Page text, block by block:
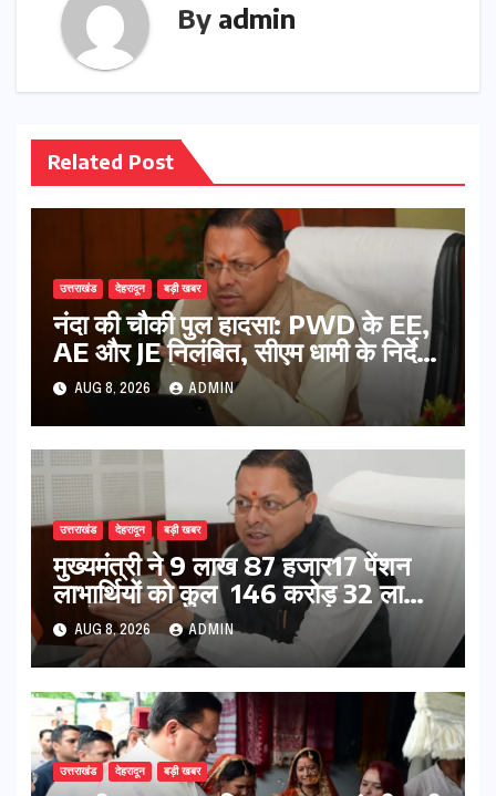
By admin
Related Post
उत्तराखंड देहरादून बड़ी खबर
नंदा की चौकी पुल हादसा: PWD के EE,
AE और JE निलंबित, सीएम धामी के निर्देश
पर सख्त कार्रवाई
AUG 8, 2026 ADMIN
उत्तराखंड देहरादून बड़ी खबर
मुख्यमंत्री ने 9 लाख 87 हजार17 पेंशन
लाभार्थियों को कुल 146 करोड़ 32 लाख
की पेंशन राशि का किया भुगतान
AUG 8, 2026 ADMIN
उत्तराखंड देहरादून बड़ी खबर